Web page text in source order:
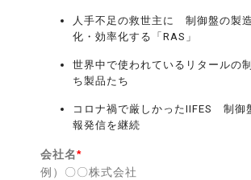
人手不足の救世主に 制御盤の製
化・効率化する「RAS」
世界中で使われているリタールの
ち製品たち
コロナ禍で厳しかったIIFES 制御
報発信を継続
会社名*
例）〇〇株式会社